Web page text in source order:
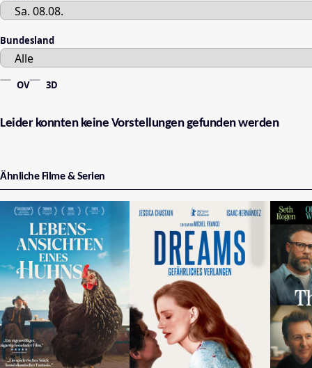
Bundesland
OV 3D
Leider konnten keine Vorstellungen gefunden werden
Ähnliche Filme & Serien